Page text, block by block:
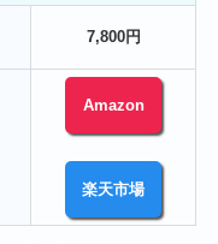
7,800円
Amazon
楽天市場